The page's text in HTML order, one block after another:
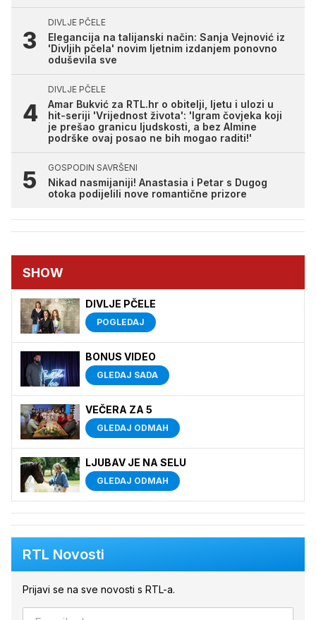
DIVLJE PČELE
Elegancija na talijanski način: Sanja Vejnović iz
'Divljih pčela' novim ljetnim izdanjem ponovno
oduševila sve
DIVLJE PČELE
Amar Bukvić za RTL.hr o obitelji, ljetu i ulozi u
hit-seriji 'Vrijednost života': 'Igram čovjeka koji
je prešao granicu ljudskosti, a bez Almine
podrške ovaj posao ne bih mogao raditi!'
GOSPODIN SAVRŠENI
Nikad nasmijaniji! Anastasia i Petar s Dugog
otoka podijelili nove romantične prizore
SHOW
DIVLJE PČELE
POGLEDAJ
BONUS VIDEO
GLEDAJ SADA
VEČERA ZA 5
GLEDAJ ODMAH
LJUBAV JE NA SELU
GLEDAJ ODMAH
RTL Novosti
Prijavi se na sve novosti s RTL-a.